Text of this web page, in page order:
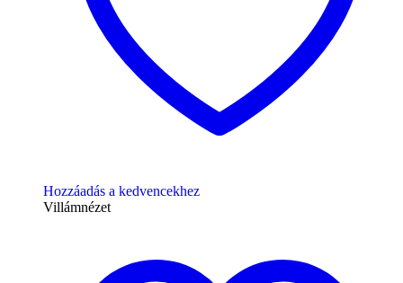
Hozzáadás a kedvencekhez
Villámnézet